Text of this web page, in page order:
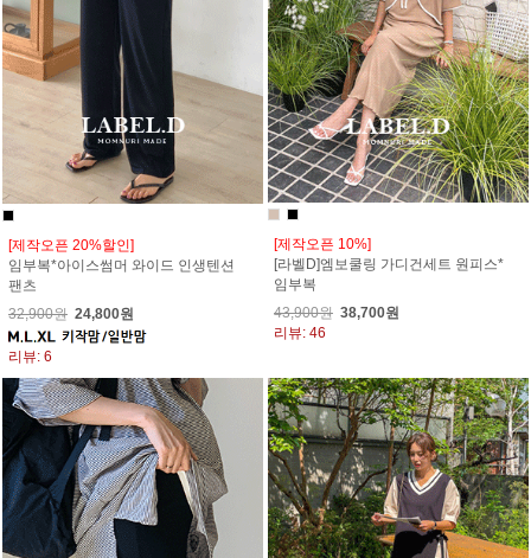
[제작오픈 20%할인]
임부복*아이스썸머 와이드 인생텐션
팬츠
32,900원 24,800원
리뷰: 6
[제작오픈 10%]
[라벨D]엠보쿨링 가디건세트 원피스*
임부복
43,900원 38,700원
리뷰: 46